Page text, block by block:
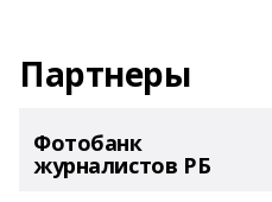
Партнеры
Фотобанк
журналистов РБ